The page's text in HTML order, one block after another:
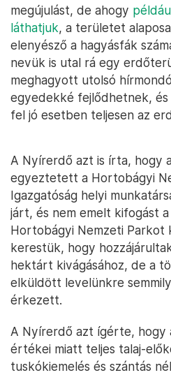
megújulást, de ahogy
láthatjuk, a területet
elenyésző a hagyásfák
nevük is utal rá egy
meghagyott utolsó
egyedekké fejlődhetnek, és
fel jó esetben teljesen az
A Nyírerdő azt is írta, hogy
egyeztetett a Hortobágyi
Igazgatóság helyi
járt, és nem emelt kifogást
Hortobágyi Nemzeti Parkot
kerestük, hogy
hektárt kivágásához, de a
elküldött levelünkre
érkezett.
A Nyírerdő azt ígérte, hogy
értékei miatt teljes talaj-
tuskókiemelés és szántás